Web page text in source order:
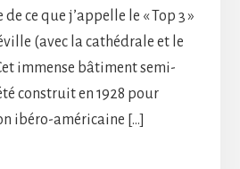
ce que j’appelle le « Top 3 »
(avec la cathédrale et le
immense bâtiment semi-
construit en 1928 pour
ibéro-américaine […]